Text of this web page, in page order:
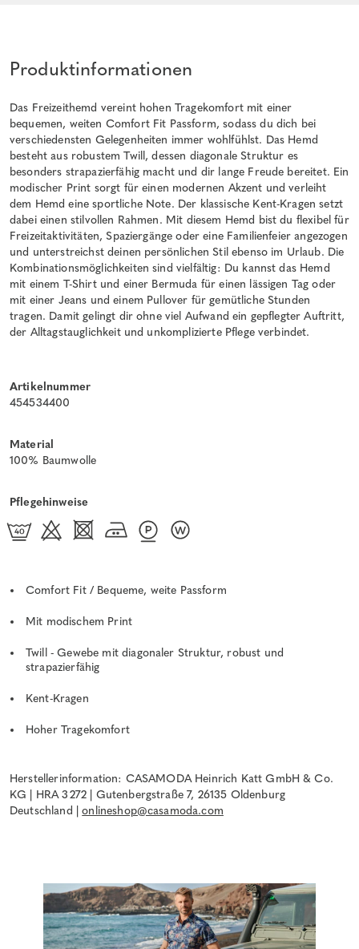
Produktinformationen
Das Freizeithemd vereint hohen Tragekomfort mit einer
bequemen, weiten Comfort Fit Passform, sodass du dich bei
verschiedensten Gelegenheiten immer wohlfühlst. Das Hemd
besteht aus robustem Twill, dessen diagonale Struktur es
besonders strapazierfähig macht und dir lange Freude bereitet. Ein
modischer Print sorgt für einen modernen Akzent und verleiht
dem Hemd eine sportliche Note. Der klassische Kent-Kragen setzt
dabei einen stilvollen Rahmen. Mit diesem Hemd bist du flexibel für
Freizeitaktivitäten, Spaziergänge oder eine Familienfeier angezogen
und unterstreichst deinen persönlichen Stil ebenso im Urlaub. Die
Kombinationsmöglichkeiten sind vielfältig: Du kannst das Hemd
mit einem T-Shirt und einer Bermuda für einen lässigen Tag oder
mit einer Jeans und einem Pullover für gemütliche Stunden
tragen. Damit gelingt dir ohne viel Aufwand ein gepflegter Auftritt,
der Alltagstauglichkeit und unkomplizierte Pflege verbindet.
Artikelnummer
454534400
Material
100% Baumwolle
Pflegehinweise
Comfort Fit / Bequeme, weite Passform
Mit modischem Print
Twill - Gewebe mit diagonaler Struktur, robust und
strapazierfähig
Kent-Kragen
Hoher Tragekomfort
Herstellerinformation: CASAMODA Heinrich Katt GmbH & Co.
KG | HRA 3272 | Gutenbergstraße 7, 26135 Oldenburg
Deutschland |onlineshop@casamoda.com